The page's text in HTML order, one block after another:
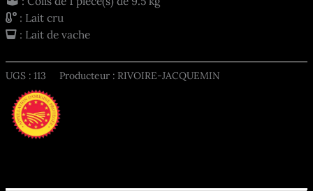
: Lait cru
: Lait de vache
UGS :113 Producteur : RIVOIRE-JACQUEMIN